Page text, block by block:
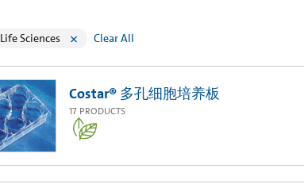
Life Sciences Clear All
Costar® 多孔细胞培养板
17 PRODUCTS